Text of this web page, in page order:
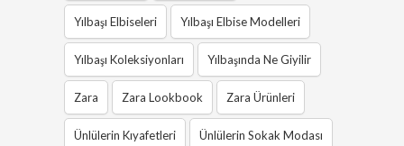
Yılbaşı Elbiseleri Yılbaşı Elbise Modelleri
Yılbaşı Koleksiyonları Yılbaşında Ne Giyilir
Zara Zara Lookbook Zara Ürünleri
Ünlülerin Kıyafetleri Ünlülerin Sokak Modası